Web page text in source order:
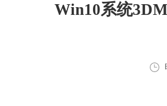
Win10系统